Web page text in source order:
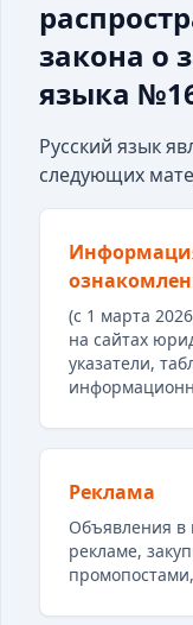
закона о
языка
Русский язык
следующих
(с 1 марта
на сайтах
указатели,
Реклама
Объявления в
рекламе,